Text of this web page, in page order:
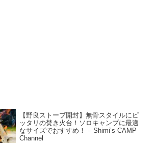
【野良ストーブ開封】無骨スタイルにピ
ッタリの焚き火台！ソロキャンプに最適
なサイズでおすすめ！ – Shimi’s CAMP
Channel